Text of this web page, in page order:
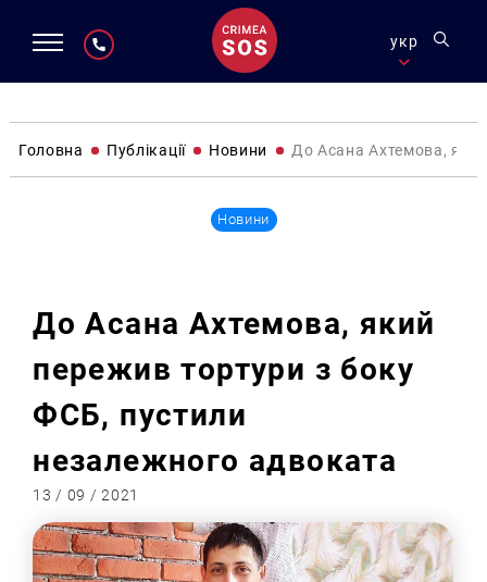
укр
Головна Публікації Новини До Асана Ахтемова,
Новини
До Асана Ахтемова, який
пережив тортури з боку
ФСБ, пустили
незалежного адвоката
13 / 09 / 2021